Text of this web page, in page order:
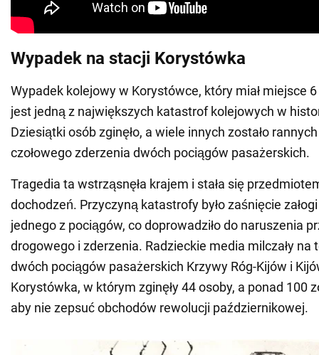
Wypadek na stacji Korystówka
Wypadek kolejowy w Korystówce, który miał miejsce
jest jedną z największych katastrof kolejowych w
Dziesiątki osób zginęło, a wiele innych zostało
czołowego zderzenia dwóch pociągów pasażerskich.
Tragedia ta wstrząsnęła krajem i stała się
dochodzeń. Przyczyną katastrofy było zaśnięcie
jednego z pociągów, co doprowadziło do naruszenia
drogowego i zderzenia. Radzieckie media milczały na
dwóch pociągów pasażerskich Krzywy Róg-Kijów i
Korystówka, w którym zginęły 44 osoby, a ponad 100
aby nie zepsuć obchodów rewolucji październikowej.